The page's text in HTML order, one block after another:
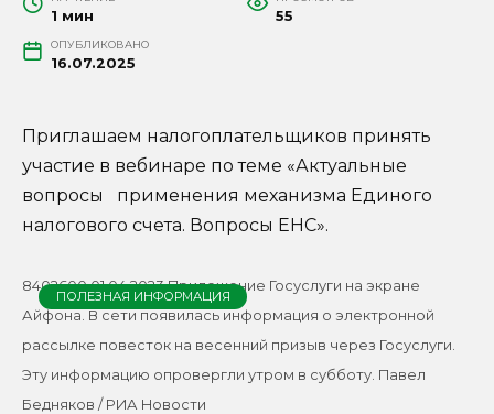
1 мин 55
ОПУБЛИКОВАНО
16.07.2025
Приглашаем налогоплательщиков принять
участие в вебинаре по теме «Актуальные
вопросы применения механизма Единого
налогового счета. Вопросы ЕНС».
8402600 01.04.2023 Приложение Госуслуги на экране
Айфона. В сети появилась информация о электронной
рассылке повесток на весенний призыв через Госуслуги.
Эту информацию опровергли утром в субботу. Павел
Бедняков / РИА Новости
ПОЛЕЗНАЯ ИНФОРМАЦИЯ